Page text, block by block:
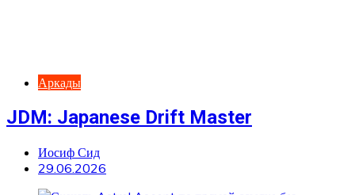
Аркады
JDM: Japanese Drift Master
Иосиф Сид
29.06.2026